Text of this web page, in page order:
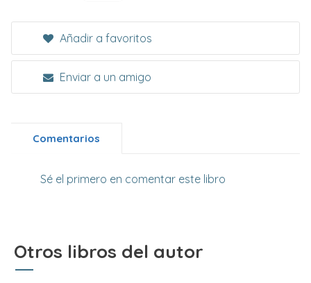
Añadir a favoritos
Enviar a un amigo
Comentarios
Sé el primero en comentar este libro
Otros libros del autor